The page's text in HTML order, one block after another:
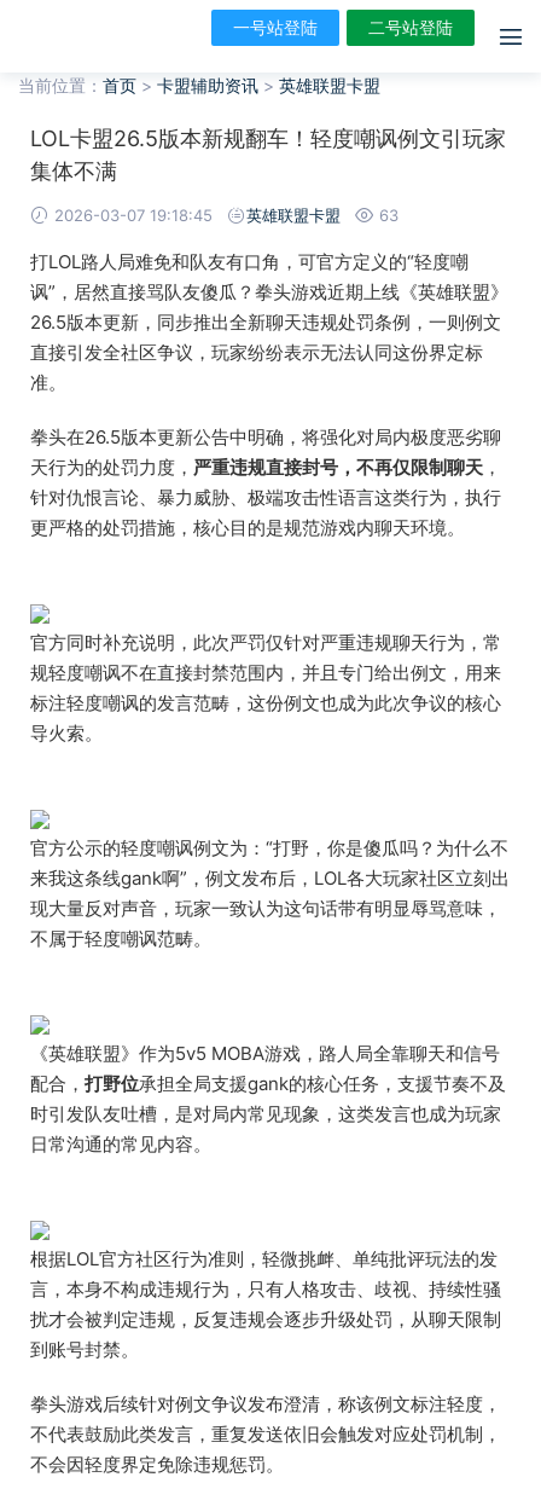
一号站登陆 二号站登陆
当前位置： 首页 > 卡盟辅助资讯 > 英雄联盟卡盟
LOL卡盟26.5版本新规翻车！轻度嘲讽例文引玩家
集体不满
2026-03-07 19:18:45 英雄联盟卡盟 63
打LOL路人局难免和队友有口角，可官方定义的“轻度嘲
讽”，居然直接骂队友傻瓜？拳头游戏近期上线《英雄联盟》
26.5版本更新，同步推出全新聊天违规处罚条例，一则例文
直接引发全社区争议，玩家纷纷表示无法认同这份界定标
准。
拳头在26.5版本更新公告中明确，将强化对局内极度恶劣聊
天行为的处罚力度， 严重违规直接封号，不再仅限制聊天 ，
针对仇恨言论、暴力威胁、极端攻击性语言这类行为，执行
更严格的处罚措施，核心目的是规范游戏内聊天环境。
官方同时补充说明，此次严罚仅针对严重违规聊天行为，常
规轻度嘲讽不在直接封禁范围内，并且专门给出例文，用来
标注轻度嘲讽的发言范畴，这份例文也成为此次争议的核心
导火索。
官方公示的轻度嘲讽例文为：“打野，你是傻瓜吗？为什么不
来我这条线gank啊”，例文发布后，LOL各大玩家社区立刻出
现大量反对声音，玩家一致认为这句话带有明显辱骂意味，
不属于轻度嘲讽范畴。
《英雄联盟》作为5v5 MOBA游戏，路人局全靠聊天和信号
配合， 打野位承担全局支援gank的核心任务，支援节奏不及
时引发队友吐槽，是对局内常见现象，这类发言也成为玩家
日常沟通的常见内容。
根据LOL官方社区行为准则，轻微挑衅、单纯批评玩法的发
言，本身不构成违规行为，只有人格攻击、歧视、持续性骚
扰才会被判定违规，反复违规会逐步升级处罚，从聊天限制
到账号封禁。
拳头游戏后续针对例文争议发布澄清，称该例文标注轻度，
不代表鼓励此类发言，重复发送依旧会触发对应处罚机制，
不会因轻度界定免除违规惩罚。